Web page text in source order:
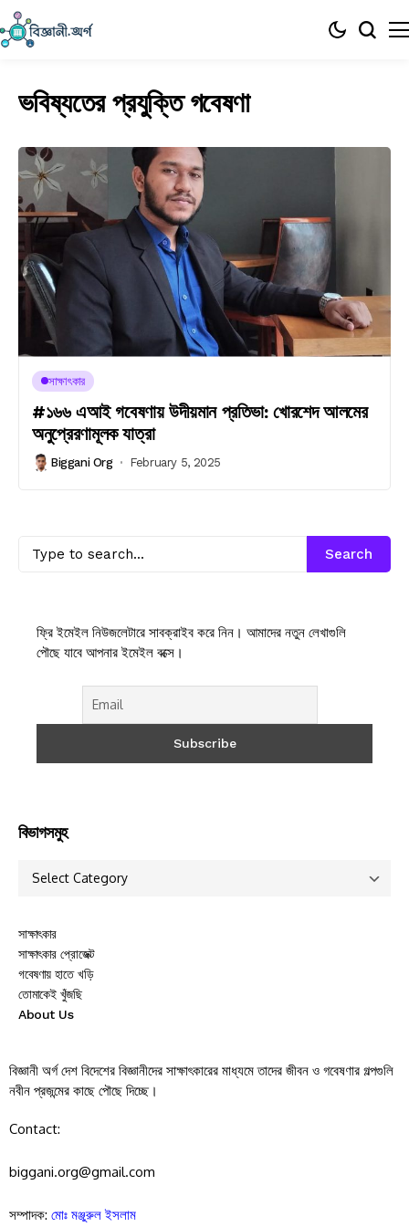
ভবিষ্যতের প্রযুক্তি গবেষণা
সাক্ষাৎকার
#১৬৬ এআই গবেষণায় উদীয়মান প্রতিভা: খোরশেদ আলমের
অনুপ্রেরণামূলক যাত্রা
Biggani Org February 5, 2025
Search
ফ্রি ইমেইল নিউজলেটারে সাবক্রাইব করে নিন। আমাদের নতুন লেখাগুলি
পৌছে যাবে আপনার ইমেইল বক্সে।
বিভাগসমুহ
সাক্ষাৎকার
সাক্ষাৎকার প্রোজেক্ট
গবেষণায় হাতে খড়ি
তোমাকেই খুঁজছি
About Us
বিজ্ঞানী অর্গ দেশ বিদেশের বিজ্ঞানীদের সাক্ষাৎকারের মাধ্যমে তাদের জীবন ও গবেষণার গল্পগুলি
নবীন প্রজন্মের কাছে পৌছে দিচ্ছে।
Contact:
biggani.org@gmail.com
সম্পাদক: মোঃ মঞ্জুরুল ইসলাম